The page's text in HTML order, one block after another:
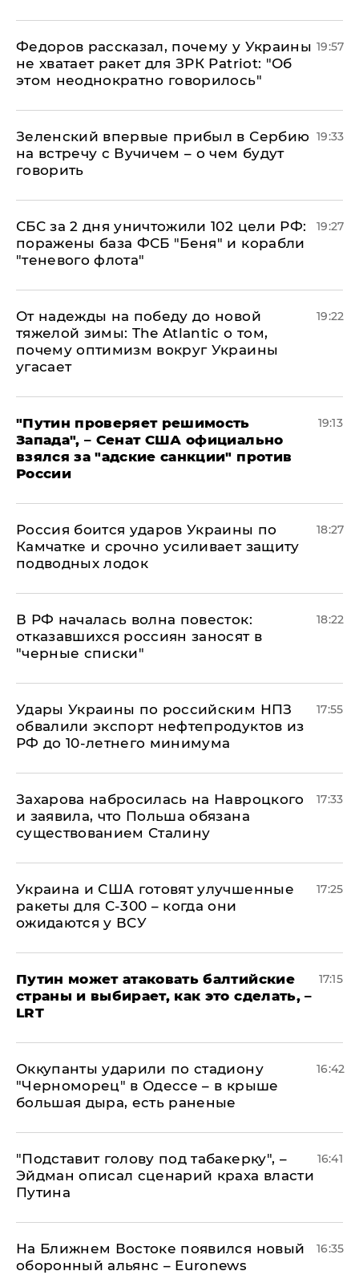
Федоров рассказал, почему у Украины
не хватает ракет для ЗРК Patriot: "Об
этом неоднократно говорилось"
19:57
Зеленский впервые прибыл в Сербию
на встречу с Вучичем – о чем будут
говорить
19:33
СБС за 2 дня уничтожили 102 цели РФ:
поражены база ФСБ "Беня" и корабли
"теневого флота"
19:27
От надежды на победу до новой
тяжелой зимы: The Atlantic о том,
почему оптимизм вокруг Украины
угасает
19:22
"Путин проверяет решимость
Запада", – Сенат США официально
взялся за "адские санкции" против
России
19:13
Россия боится ударов Украины по
Камчатке и срочно усиливает защиту
подводных лодок
18:27
​В РФ началась волна повесток:
отказавшихся россиян заносят в
"черные списки"
18:22
Удары Украины по российским НПЗ
обвалили экспорт нефтепродуктов из
РФ до 10-летнего минимума
17:55
​Захарова набросилась на Навроцкого
и заявила, что Польша обязана
существованием Сталину
17:33
Украина и США готовят улучшенные
ракеты для С-300 – когда они
ожидаются у ВСУ
17:25
Путин может атаковать балтийские
страны и выбирает, как это сделать, –
LRT
17:15
Оккупанты ударили по стадиону
"Черноморец" в Одессе – в крыше
большая дыра, есть раненые
16:42
​"Подставит голову под табакерку", –
Эйдман описал сценарий краха власти
Путина
16:41
На Ближнем Востоке появился новый
оборонный альянс – Euronews
16:35